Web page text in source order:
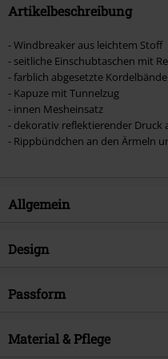
Artikelbeschreibung
- Windbreaker aus leichtem Stoff
- seitliche Einschubtaschen mit
- farblich abgesetzte
- Kapuze mit Tunnelzug
- innen Mesheinsatz
- dekorativ reflektierender Druck
- Rippbündchen an den Ärmeln
Allgemein
Artikelnummer:
Musikgenre
Produktthema
Design
Produkt-Typ
Bedruckt
Passform
Länge (des Kleidungsstücks)
Material & Pflege